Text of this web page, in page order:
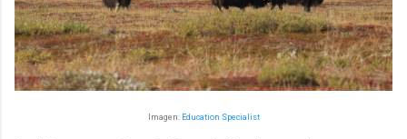
Imagen: Education Specialist